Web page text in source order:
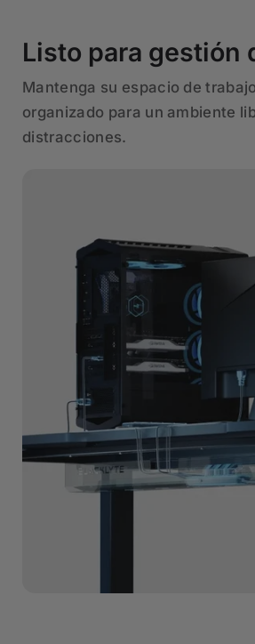
Listo para gestión
Mantenga su espacio de
organizado para un ambiente
distracciones.